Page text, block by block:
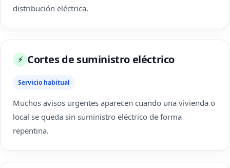
distribución eléctrica.
⚡ Cortes de suministro eléctrico
Servicio habitual
Muchos avisos urgentes aparecen cuando una vivienda o
local se queda sin suministro eléctrico de forma
repentina.